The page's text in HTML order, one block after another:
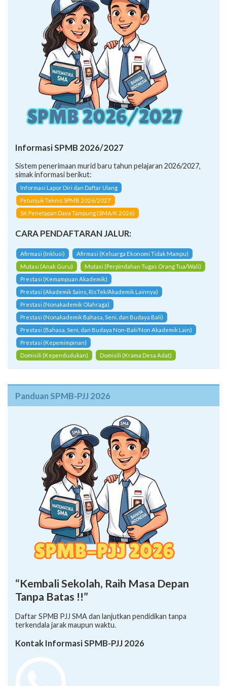
Informasi SPMB 2026/2027
Sistem penerimaan murid baru tahun pelajaran 2026/2027,
simak informasi berikut:
Informasi Lapor Diri dan Daftar Ulang
Petunjuk Teknis SPMB 2026/2027
SK Penetapan Daya Tampung (SMA/K 2026)
CARA PENDAFTARAN JALUR:
Afirmasi (Inklusi)
Afirmasi (Keluarga Ekonomi Tidak Mampu)
Mutasi (Anak Guru)
Mutasi (Perpindahan Tugas Orang Tua/Wali)
Prestasi (Kemampuan Akademik)
Prestasi (Akademik Sains, RisTek/Akademik Lainnya)
Prestasi (Nonakademik Olahraga)
Prestasi (Nonakademik Bahasa, Seni, dan Budaya Bali)
Prestasi (Bahasa, Seni, dan Budaya Non-Bali/Non Akademik Lain)
Prestasi (Kepemimpinan)
Domisili (Kependudukan)
Domisili (Krama Desa Adat)
Panduan SPMB-PJJ 2026
“Kembali Sekolah, Raih Masa Depan
Tanpa Batas !!”
Daftar SPMB PJJ SMA dan lanjutkan pendidikan tanpa
terkendala jarak maupun waktu.
Kontak Informasi SPMB-PJJ 2026